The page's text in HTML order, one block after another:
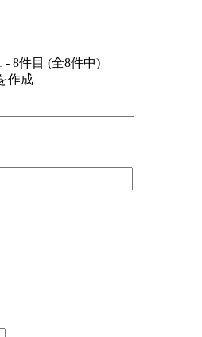
- 8件目 (全8件中)
作成